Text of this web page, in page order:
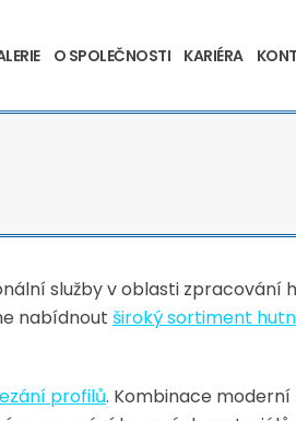
O SPOLEČNOSTI KARIÉRA
služby v oblasti
nabídnout široký sortiment
profilů. Kombinace